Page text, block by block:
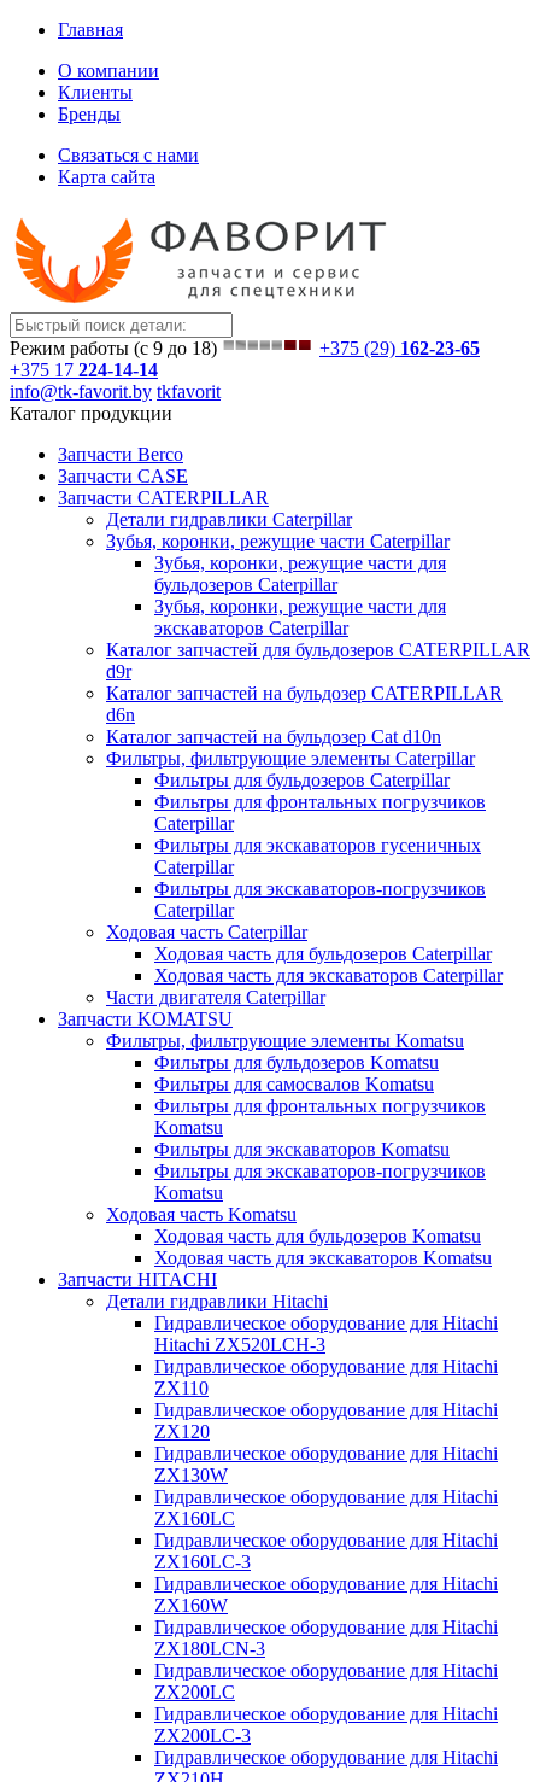
Главная
О компании
Клиенты
Бренды
Связаться с нами
Карта сайта
Режим работы (с 9 до 18) +375 (29) 162-23-65
+375 17 224-14-14
info@tk-favorit.by tkfavorit
Каталог продукции
Запчасти Berco
Запчасти CASE
Запчасти CATERPILLAR
Детали гидравлики Caterpillar
Зубья, коронки, режущие части Caterpillar
Зубья, коронки, режущие части для
бульдозеров Caterpillar
Зубья, коронки, режущие части для
экскаваторов Caterpillar
Каталог запчастей для бульдозеров CATERPILLAR
d9r
Каталог запчастей на бульдозер CATERPILLAR
d6n
Каталог запчастей на бульдозер Сat d10n
Фильтры, фильтрующие элементы Caterpillar
Фильтры для бульдозеров Caterpillar
Фильтры для фронтальных погрузчиков
Caterpillar
Фильтры для экскаваторов гусеничных
Caterpillar
Фильтры для экскаваторов-погрузчиков
Caterpillar
Ходовая часть Caterpillar
Ходовая часть для бульдозеров Caterpillar
Ходовая часть для экскаваторов Caterpillar
Части двигателя Caterpillar
Запчасти KOMATSU
Фильтры, фильтрующие элементы Komatsu
Фильтры для бульдозеров Komatsu
Фильтры для самосвалов Komatsu
Фильтры для фронтальных погрузчиков
Komatsu
Фильтры для экскаваторов Komatsu
Фильтры для экскаваторов-погрузчиков
Komatsu
Ходовая часть Komatsu
Ходовая часть для бульдозеров Komatsu
Ходовая часть для экскаваторов Komatsu
Запчасти HITACHI
Детали гидравлики Hitachi
Гидравлическое оборудование для Hitachi
Hitachi ZX520LCH-3
Гидравлическое оборудование для Hitachi
ZX110
Гидравлическое оборудование для Hitachi
ZX120
Гидравлическое оборудование для Hitachi
ZX130W
Гидравлическое оборудование для Hitachi
ZX160LC
Гидравлическое оборудование для Hitachi
ZX160LC-3
Гидравлическое оборудование для Hitachi
ZX160W
Гидравлическое оборудование для Hitachi
ZX180LCN-3
Гидравлическое оборудование для Hitachi
ZX200LC
Гидравлическое оборудование для Hitachi
ZX200LC-3
Гидравлическое оборудование для Hitachi